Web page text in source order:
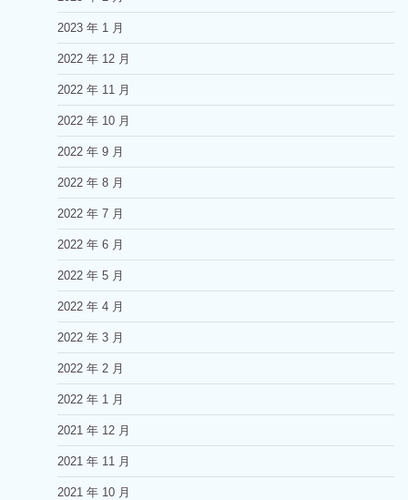
2023 年 1 月
2022 年 12 月
2022 年 11 月
2022 年 10 月
2022 年 9 月
2022 年 8 月
2022 年 7 月
2022 年 6 月
2022 年 5 月
2022 年 4 月
2022 年 3 月
2022 年 2 月
2022 年 1 月
2021 年 12 月
2021 年 11 月
2021 年 10 月